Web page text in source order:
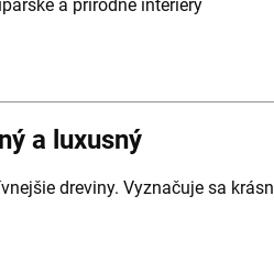
a prírodné interiéry
a luxusný
dreviny. Vyznačuje sa